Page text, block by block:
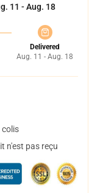
11 - Aug. 18
Delivered
Aug. 11 - Aug. 18
colis
n'est pas reçu